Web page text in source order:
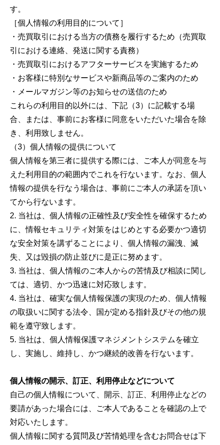
す。
［個人情報の利用目的について］
・売買取引における当方の債務を履行するため（売買取
引における連絡、発送に関する責務）
・売買取引におけるアフターサービスを実施するため
・お客様に特別なサービスや新商品等のご案内のため
・メールマガジン等のお知らせの送信のため
これらの利用目的以外には、下記（3）に記載する場
合、または、事前にお客様に同意をいただいた場合を除
き、利用致しません。
（3）個人情報の提供について
個人情報を第三者に提供する際には、ご本人が同意を与
えた利用目的の範囲内でこれを行ないます。なお、個人
情報の提供を行なう場合は、事前にご本人の承諾を頂い
てから行ないます。
2. 当社は、個人情報の正確性及び安全性を確保するため
に、情報セキュリティ対策をはじめとする必要かつ適切
な安全対策を講ずることにより、個人情報の漏洩、滅
失、又は毀損の防止並びに是正に努めます。
3. 当社は、個人情報のご本人からの苦情及び相談に関し
ては、適切、かつ迅速に対応致します。
4. 当社は、確実な個人情報保護の実現のため、個人情報
の取扱いに関する法令、国が定める指針及びその他の規
範を遵守致します。
5. 当社は、個人情報保護マネジメントシステムを確立
し、実施し、維持し、かつ継続的改善を行ないます。
個人情報の開示、訂正、利用停止などについて
自己の個人情報について、開示、訂正、利用停止などの
要請があった場合には、ご本人であることを確認の上で
対応いたします。
個人情報に関する質問及び苦情処理を含むお問合せは下